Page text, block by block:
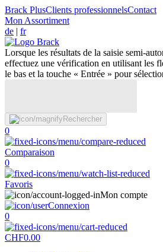
Brack PlusClients professionnelsContact
Mon Assortiment
de | fr
Lorsque les résultats de la saisie semi-
effectuez une vérification en utilisant les
le bas et la touche « Entrée » pour
Rechercher
0
Comparaison
0
Favoris
Mon compte
Connexion
0
CHF0.00